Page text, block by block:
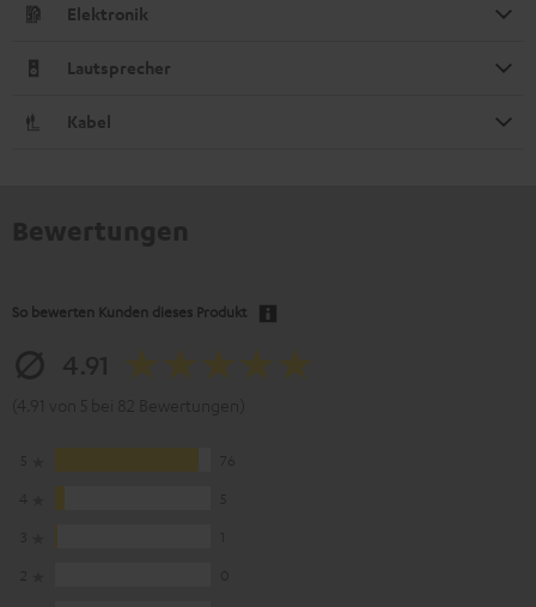
Elektronik
Lautsprecher
Kabel
So bewerten Kunden dieses Produkt